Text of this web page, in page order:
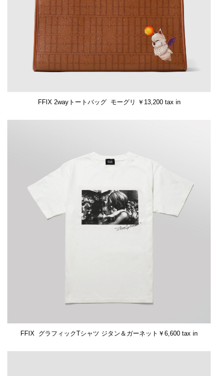
FFIX 2wayトートバッグ モーグリ ￥13,200 tax in
FFIX グラフィックTシャツ ジタン＆ガーネット￥6,600 tax in